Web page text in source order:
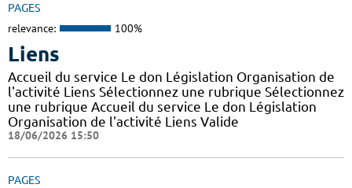
PAGES
relevance: 100%
Liens
Accueil du service Le don Législation Organisation de
l'activité Liens Sélectionnez une rubrique Sélectionnez
une rubrique Accueil du service Le don Législation
Organisation de l'activité Liens Valide
18/06/2026 15:50
PAGES